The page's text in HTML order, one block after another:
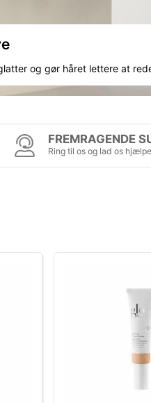
og gør håret lettere at
FREMRAGENDE
Ring til os og lad os hjælpe